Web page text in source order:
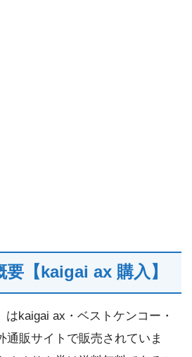
【kaigai ax 購入】
はkaigai ax・ベストケンコー・
通販サイトで販売されていま